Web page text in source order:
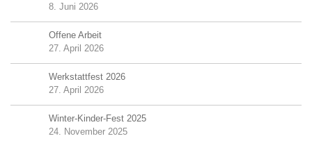
8. Juni 2026
Offene Arbeit
27. April 2026
Werkstattfest 2026
27. April 2026
Winter-Kinder-Fest 2025
24. November 2025